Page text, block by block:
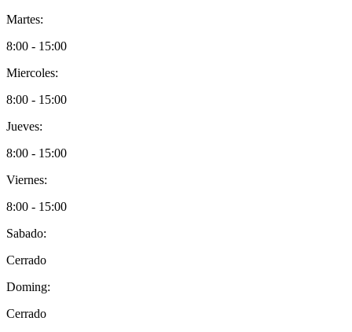
Martes:
8:00 - 15:00
Miercoles:
8:00 - 15:00
Jueves:
8:00 - 15:00
Viernes:
8:00 - 15:00
Sabado:
Cerrado
Doming:
Cerrado